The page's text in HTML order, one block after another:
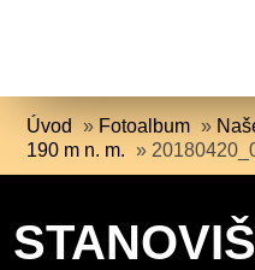
Úvod » Fotoalbum »
190 m n. m. »